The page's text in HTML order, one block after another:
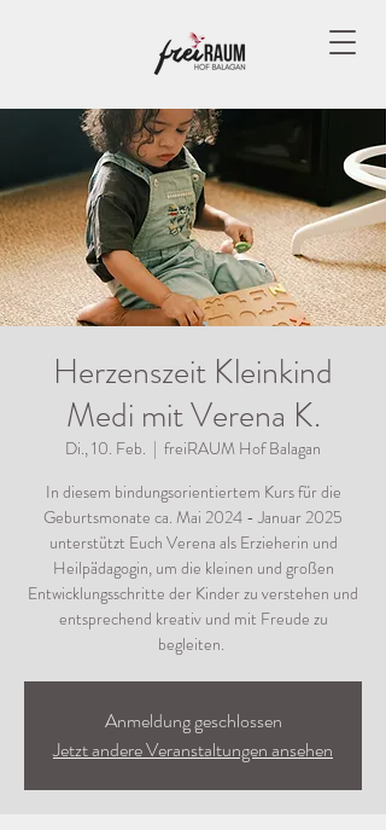
Herzenszeit Kleinkind
Medi mit Verena K.
Di., 10. Feb.
  |
freiRAUM Hof Balagan
In diesem bindungsorientiertem Kurs für die
Geburtsmonate ca. Mai 2024 - Januar 2025
unterstützt Euch Verena als Erzieherin und
Heilpädagogin, um die kleinen und großen
Entwicklungsschritte der Kinder zu verstehen und
entsprechend kreativ und mit Freude zu
begleiten.
Anmeldung geschlossen
Jetzt andere Veranstaltungen ansehen